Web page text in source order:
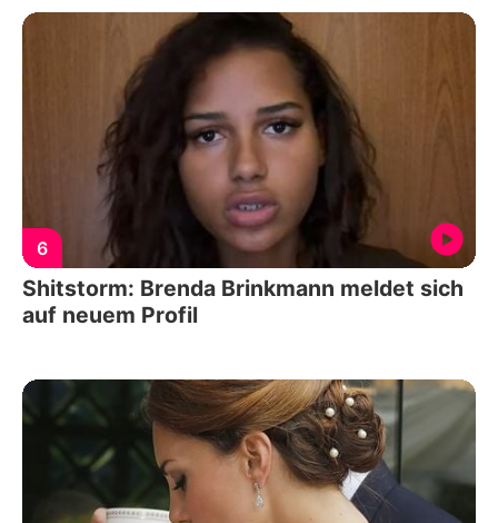
6
Shitstorm: Brenda Brinkmann meldet sich
auf neuem Profil